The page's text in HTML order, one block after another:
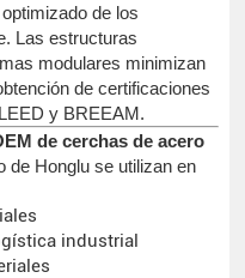
de los
Las estructuras
modulares minimizan
de certificaciones
y BREEAM.
de cerchas de acero
de Honglu se utilizan en
industrial